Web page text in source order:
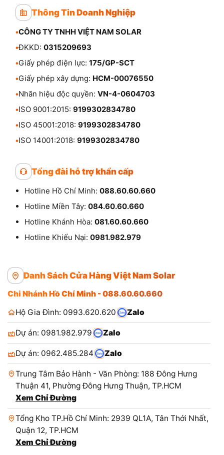
Thông Tin Doanh Nghiệp
•CÔNG TY TNHH VIỆT NAM SOLAR
•ĐKKD: 0315209693
•Giấy phép điện lực: 175/GP-SCT
•Giấy phép xây dựng: HCM-00076550
•Nhãn hiệu độc quyền: VN-4-0604703
•ISO 9001:2015: 9199302834780
•ISO 45001:2018: 9199302834780
•ISO 14001:2018: 9199302834780
Tổng đài hỗ trợ khẩn cấp
Hotline Hồ Chí Minh: 088.60.60.660
Hotline Miền Tây: 084.60.60.660
Hotline Khánh Hòa: 081.60.60.660
Hotline Khiếu Nại: 0981.982.979
Danh Sách Cửa Hàng Việt Nam Solar
Chi Nhánh Hồ Chí Minh - 088.60.60.660
Hộ Gia Đình: 0993.620.620
Zalo
Dự án: 0981.982.979 Zalo
Dự án: 0962.485.284 Zalo
Trung Tâm Bảo Hành - Văn Phòng: 188 Đông Hưng
Thuận 41, Phường Đông Hưng Thuận, TP.HCM
Xem Chỉ Đường
Tổng Kho TP.Hồ Chí Minh: 2939 QL1A, Tân Thới Nhất,
Quận 12, TP.HCM
Xem Chỉ Đường